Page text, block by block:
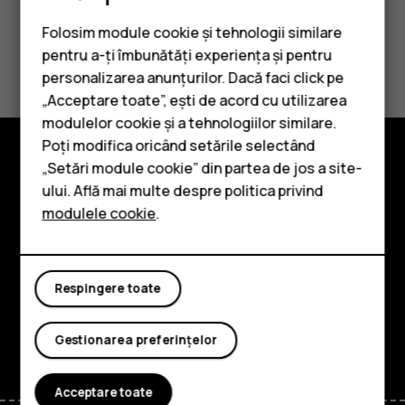
Smartphone-uri
Telefoane clasice
Accesorii
Tablete
Considerați utile aceste informații?
Da Nu
Explorează
Despre
Planet and people
Asistență
FacebookInstagram
TiktokYoutubeLinkedin
Folosim module cookie și tehnologii similare
pentru a-ți îmbunătăți experiența și pentru
personalizarea anunțurilor. Dacă faci click pe
„Acceptare toate”, ești de acord cu utilizarea
modulelor cookie și a tehnologiilor similare.
Poți modifica oricând setările selectând
„Setări module cookie” din partea de jos a site-
ului. Află mai multe despre politica privind
modulele cookie.
Respingere toate
Gestionarea preferințelor
Acceptare toate